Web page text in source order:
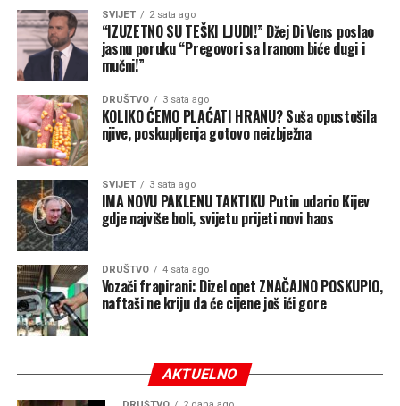
SVIJET 2 sata ago
“IZUZETNO SU TEŠKI LJUDI!” Džej Di Vens poslao
jasnu poruku “Pregovori sa Iranom biće dugi i
mučni!”
DRUŠTVO 3 sata ago
KOLIKO ĆEMO PLAĆATI HRANU? Suša opustošila
njive, poskupljenja gotovo neizbježna
SVIJET 3 sata ago
IMA NOVU PAKLENU TAKTIKU Putin udario Kijev
gdje najviše boli, svijetu prijeti novi haos
DRUŠTVO 4 sata ago
Vozači frapirani: Dizel opet ZNAČAJNO POSKUPIO,
naftaši ne kriju da će cijene još ići gore
AKTUELNO